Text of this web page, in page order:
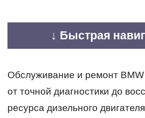
↓ Быстрая
Обслуживание и ремонт
от точной диагностики до
ресурса дизельного